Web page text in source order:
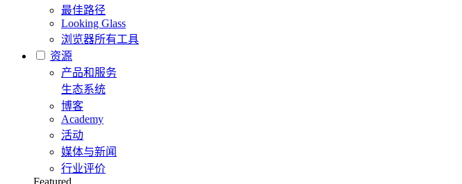
最佳路径
Looking Glass
浏览器所有工具
资源
产品和服务
生态系统
博客
Academy
活动
媒体与新闻
行业评价
Featured